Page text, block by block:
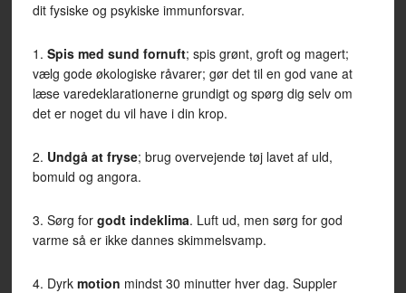
dit fysiske og psykiske immunforsvar.
1. Spis med sund fornuft; spis grønt, groft og magert;
vælg gode økologiske råvarer; gør det til en god vane at
læse varedeklarationerne grundigt og spørg dig selv om
det er noget du vil have i din krop.
2. Undgå at fryse; brug overvejende tøj lavet af uld,
bomuld og angora.
3. Sørg for godt indeklima. Luft ud, men sørg for god
varme så er ikke dannes skimmelsvamp.
4. Dyrk motion mindst 30 minutter hver dag. Suppler